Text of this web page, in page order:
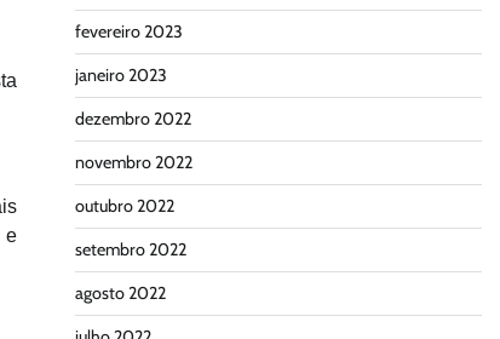
e
fevereiro 2023
janeiro 2023
dezembro 2022
novembro 2022
outubro 2022
setembro 2022
agosto 2022